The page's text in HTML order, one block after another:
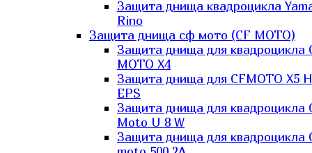
Защита днища квадроцикла
Rino
Защита днища сф мото (CF MOTO)
Защита днища для квадроцикла
MOTO X4
Защита днища для CFMOTO X5
EPS
Защита днища для квадроцикла
Moto U 8 W
Защита днища для квадроцикла